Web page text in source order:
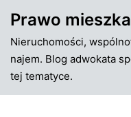
do
treści
Prawo
Nieruchomości,
najem. Blog adwokata
tej tematyce.